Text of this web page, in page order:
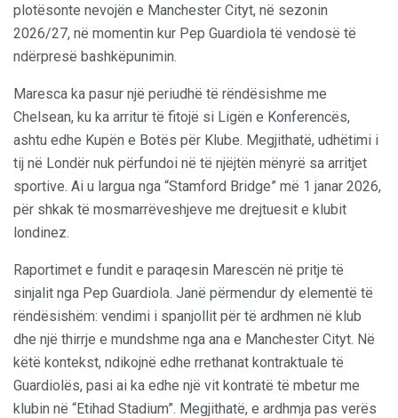
plotësonte nevojën e Manchester Cityt, në sezonin
2026/27, në momentin kur Pep Guardiola të vendosë të
ndërpresë bashkëpunimin.
Maresca ka pasur një periudhë të rëndësishme me
Chelsean, ku ka arritur të fitojë si Ligën e Konferencës,
ashtu edhe Kupën e Botës për Klube. Megjithatë, udhëtimi i
tij në Londër nuk përfundoi në të njëjtën mënyrë sa arritjet
sportive. Ai u largua nga “Stamford Bridge” më 1 janar 2026,
për shkak të mosmarrëveshjeve me drejtuesit e klubit
londinez.
Raportimet e fundit e paraqesin Marescën në pritje të
sinjalit nga Pep Guardiola. Janë përmendur dy elementë të
rëndësishëm: vendimi i spanjollit për të ardhmen në klub
dhe një thirrje e mundshme nga ana e Manchester Cityt. Në
këtë kontekst, ndikojnë edhe rrethanat kontraktuale të
Guardiolës, pasi ai ka edhe një vit kontratë të mbetur me
klubin në “Etihad Stadium”. Megjithatë, e ardhmja pas verës